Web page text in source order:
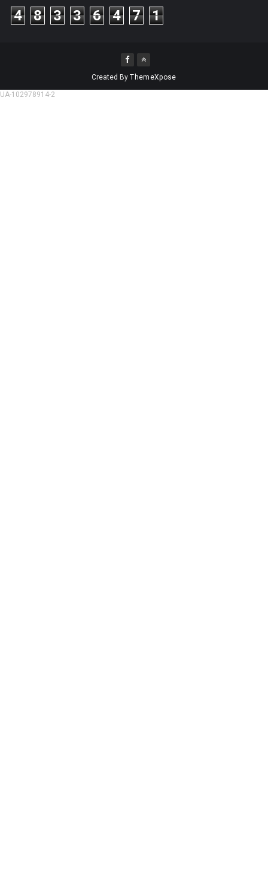
4 8 3 3 6 4 7 1
Created ByThemeXpose
UA-102978914-2